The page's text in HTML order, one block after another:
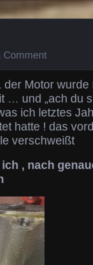
Comment
Motor wurde
… und „ach du
ich letztes
hatte ! das
verschweißt
, nach